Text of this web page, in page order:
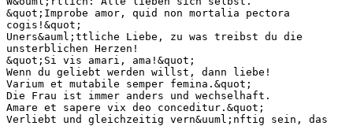
&quot;Improbe amor, quid non mortalia pectora
cogis!&quot;
Uners&auml;ttliche Liebe, zu was treibst du die
unsterblichen Herzen!
&quot;Si vis amari, ama!&quot;
Wenn du geliebt werden willst, dann liebe!
Varium et mutabile semper femina.&quot;
Die Frau ist immer anders und wechselhaft.
Amare et sapere vix deo conceditur.&quot;
Verliebt und gleichzeitig vern&uuml;nftig sein, das